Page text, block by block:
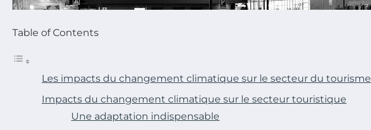
Table of Contents
Les impacts du changement climatique sur le secteur du tourisme
Impacts du changement climatique sur le secteur touristique
Une adaptation indispensable